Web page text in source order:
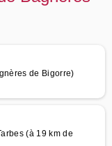
de Bigorre)
(à 19 km de